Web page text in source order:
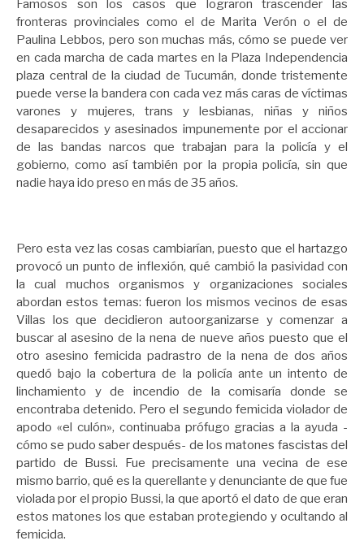
Famosos son los casos que lograron trascender las
fronteras provinciales como el de Marita Verón o el de
Paulina Lebbos, pero son muchas más, cómo se puede ver
en cada marcha de cada martes en la Plaza Independencia
plaza central de la ciudad de Tucumán, donde tristemente
puede verse la bandera con cada vez más caras de víctimas
varones y mujeres, trans y lesbianas, niñas y niños
desaparecidos y asesinados impunemente por el accionar
de las bandas narcos que trabajan para la policía y el
gobierno, como así también por la propia policía, sin que
nadie haya ido preso en más de 35 años.
Pero esta vez las cosas cambiarían, puesto que el hartazgo
provocó un punto de inflexión, qué cambió la pasividad con
la cual muchos organismos y organizaciones sociales
abordan estos temas: fueron los mismos vecinos de esas
Villas los que decidieron autoorganizarse y comenzar a
buscar al asesino de la nena de nueve años puesto que el
otro asesino femicida padrastro de la nena de dos años
quedó bajo la cobertura de la policía ante un intento de
linchamiento y de incendio de la comisaría donde se
encontraba detenido. Pero el segundo femicida violador de
apodo «el culón», continuaba prófugo gracias a la ayuda -
cómo se pudo saber después- de los matones fascistas del
partido de Bussi. Fue precisamente una vecina de ese
mismo barrio, qué es la querellante y denunciante de que fue
violada por el propio Bussi, la que aportó el dato de que eran
estos matones los que estaban protegiendo y ocultando al
femicida.